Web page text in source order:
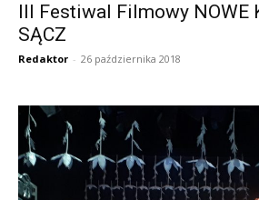
III Festiwal Filmowy NOWE
SĄCZ
Redaktor - 26 października 2018